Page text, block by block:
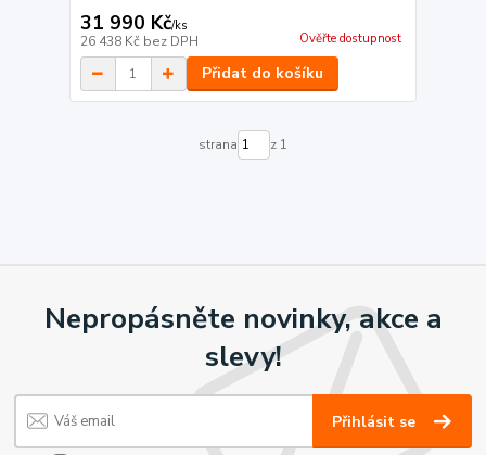
31 990 Kč/ks
26 438 Kč bez DPH Ověřte dostupnost
Přidat do košíku
strana z 1
Nepropásněte novinky, akce a
slevy!
Přihlásit se